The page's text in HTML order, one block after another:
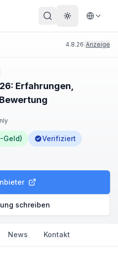
Theme
4.8.26 Anzeige
Erfahrungen,
Geld)
Verifiziert
schreiben
News Kontakt